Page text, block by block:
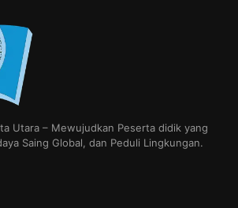
Utara – Mewujudkan Peserta didik yang
Saing Global, dan Peduli Lingkungan.